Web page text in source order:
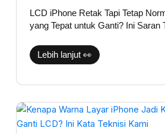
LCD iPhone Retak Tapi Tetap
yang Tepat untuk Ganti? Ini Saran
Waktu
yang
Tepat
Ganti?
Ini
Saran
Lebih lanjut 👀
Kenapa
Warna
Layar